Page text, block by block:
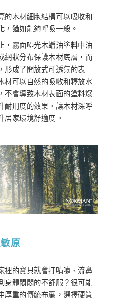
的木材細胞結構可以吸收和
，猶如能夠呼吸一般。
，霧面啞光木蠟油塗料中油
網狀分布保護木材底層，而
形成了開放式可透氣的表
材可以自然的吸收和釋放水
不會導致木材表面的塗料爆
耐用度的效果。讓木材深呼
居家環境舒適度。
原
裡的寶貝就會打噴嚏、流鼻
身體悶悶的不舒服？很可能
厚重的傳統布簾，選擇硬質